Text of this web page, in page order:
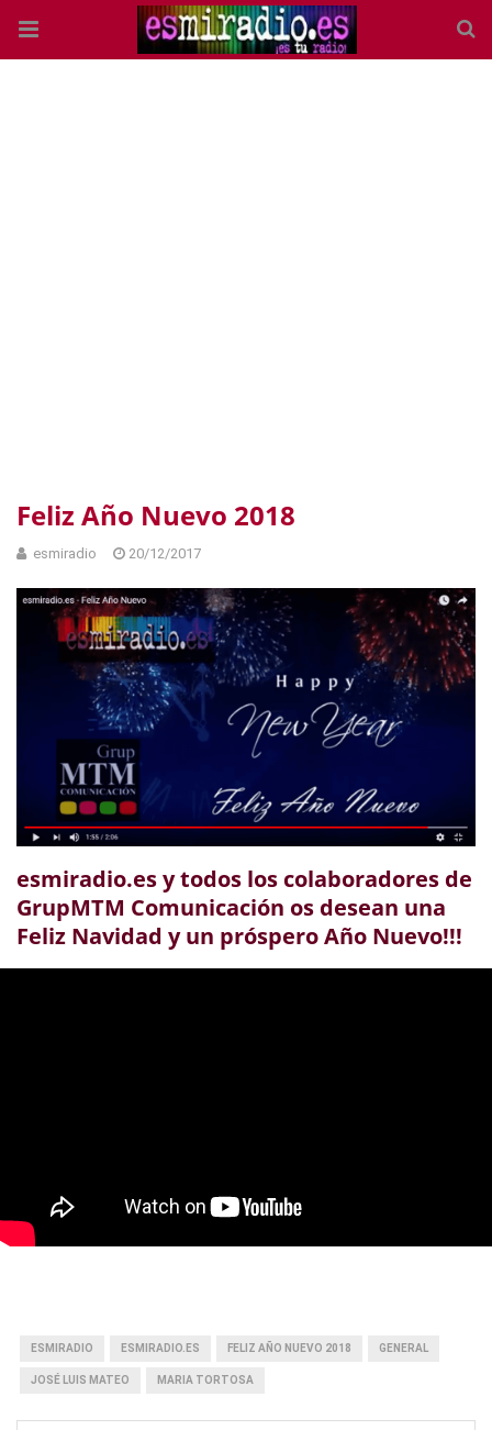
Feliz Año Nuevo 2018
esmiradio 20/12/2017
esmiradio.es y todos los colaboradores de
GrupMTM Comunicación os desean una
Feliz Navidad y un próspero Año Nuevo!!!
ESMIRADIO ESMIRADIO.ES FELIZ AÑO NUEVO 2018 GENERAL
JOSÉ LUIS MATEO MARIA TORTOSA